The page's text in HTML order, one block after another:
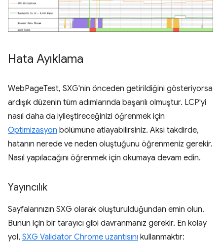
Hata Ayıklama
WebPageTest, SXG'nin önceden getirildiğini gösteriyorsa
ardışık düzenin tüm adımlarında başarılı olmuştur. LCP'yi
nasıl daha da iyileştireceğinizi öğrenmek için
Optimizasyon bölümüne atlayabilirsiniz. Aksi takdirde,
hatanın nerede ve neden oluştuğunu öğrenmeniz gerekir.
Nasıl yapılacağını öğrenmek için okumaya devam edin.
Yayıncılık
Sayfalarınızın SXG olarak oluşturulduğundan emin olun.
Bunun için bir tarayıcı gibi davranmanız gerekir. En kolay
yol, SXG Validator Chrome uzantısını kullanmaktır: